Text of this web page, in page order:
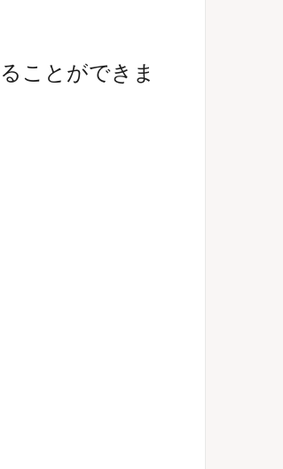
ことができま